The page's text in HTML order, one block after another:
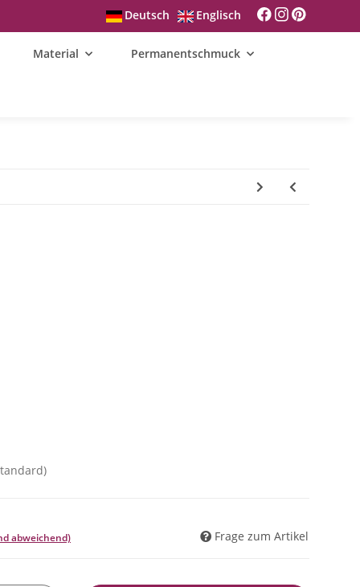
Deutsch Englisch
Material Permanentschmuck
abweichend) Frage zum Artikel